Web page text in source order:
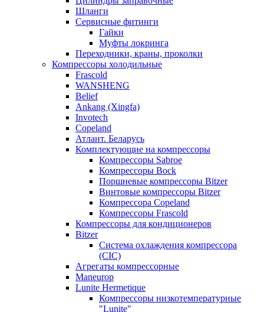
Шланги
Сервисные фитинги
Гайки
Муфты локринга
Переходники, краны, проколки
Компрессоры холодильные
Frascold
WANSHENG
Belief
Ankang (Xingfa)
Invotech
Copeland
Атлант. Беларусь
Комплектующие на компрессоры
Компрессоры Sabroe
Компрессоры Bock
Поршневые компрессоры Bitzer
Винтовые компрессоры Bitzer
Компрессора Copeland
Компрессоры Frascold
Компрессоры для кондиционеров
Bitzer
Система охлаждения компрессора
(CIC)
Агрегаты компрессорные
Maneurop
Lunite Hermetique
Компрессоры низкотемпературные
"Lunite"